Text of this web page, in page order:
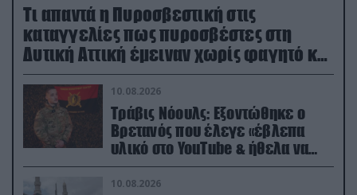
Τι απαντά η Πυροσβεστική στις
καταγγελίες πως πυροσβέστες στη
Δυτική Αττική έμειναν χωρίς φαγητό και
νερό
10.08.2026
Τράβις Νόουλς: Εξοντώθηκε ο
Βρετανός που έλεγε «έβλεπα
υλικό στο YouTube & ήθελα να
καθαρίσω τους Ρώσους» (βίντεο)
10.08.2026